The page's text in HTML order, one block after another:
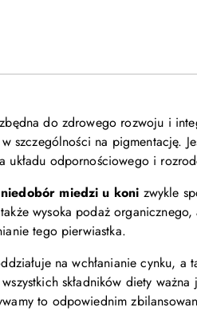
do zdrowego rozwoju i
szczególności na pigmentację.
układu odpornościowego i
miedzi u koni zwykle
wysoka podaż
tego pierwiastka.
na wchłanianie cynku,
składników diety
to odpowiednim